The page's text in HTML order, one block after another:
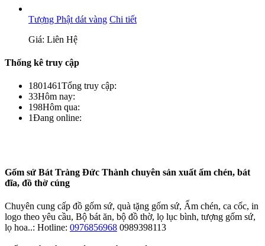
Tượng Phật dát vàng Chi tiết
Giá: Liên Hệ
Thống kê truy cập
1801461Tổng truy cập:
33Hôm nay:
198Hôm qua:
1Đang online:
Gốm sứ Bát Tràng Đức Thành chuyên sản xuất ấm chén, bát
đĩa, đồ thờ cúng
Chuyên cung cấp đồ gốm sứ, quà tặng gốm sứ, Ấm chén, ca cốc, in
logo theo yêu cầu, Bộ bát ăn, bộ đồ thờ, lọ lục bình, tượng gốm sứ,
lọ hoa..: Hotline: 0976856968 0989398113